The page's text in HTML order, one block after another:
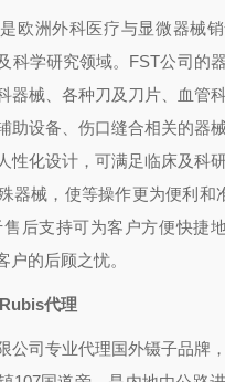
是欧洲外科医疗与显微器械
科学研究领域。FST公司的
器械、各种刀及刀片、血管
助设备、伤口缝合相关的器
性化设计，可满足临床及科
器械，使等操作更为便利和
后支持可为客户方便快捷
户的后顾之忧。
代理
公司专业代理国外镊子品牌